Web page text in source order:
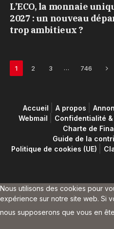
L’ECO, la monnaie
2027 : un nouveau
trop ambitieux ?
1 2 3 … 746
Accueil A propos
Webmail
Confidentialité
Charte de
Guide de la
Politique de cookies (UE)
Nous utilisons des cookies pour
expérience sur notre site web. Si
nous supposerons que vous en